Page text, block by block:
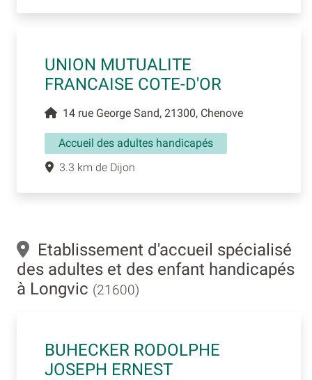
UNION MUTUALITE
FRANCAISE COTE-D'OR
14 rue George Sand, 21300, Chenove
Accueil des adultes handicapés
3.3 km de Dijon
Etablissement d'accueil spécialisé
des adultes et des enfant handicapés
à Longvic (21600)
BUHECKER RODOLPHE
JOSEPH ERNEST